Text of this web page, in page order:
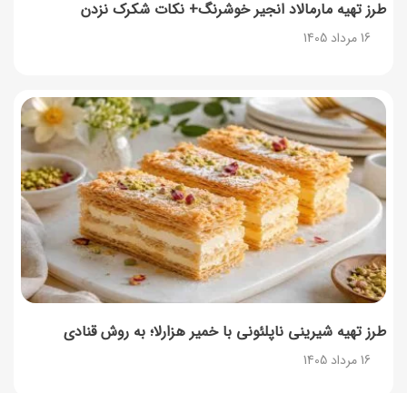
طرز تهیه مارمالاد انجیر خوشرنگ+ نکات شکرک نزدن
16 مرداد 1405
طرز تهیه شیرینی ناپلئونی با خمیر هزارلا؛ به روش قنادی
16 مرداد 1405
۳۵ لیست غذاهای جدید و متفاوت؛ برای ناهار و مهمانی
14 مرداد 1405
طرز تهیه پش ملبا (پیچ ملبا)؛ دسر کلاسیک هلو و بستنی
13 مرداد 1405